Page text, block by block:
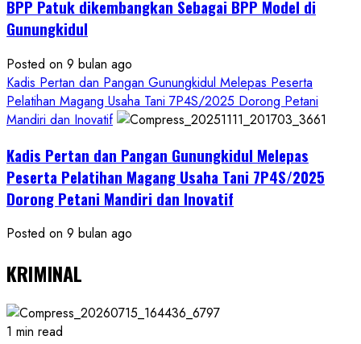
BPP Patuk dikembangkan Sebagai BPP Model di
Gunungkidul
Posted on 9 bulan ago
Kadis Pertan dan Pangan Gunungkidul Melepas Peserta
Pelatihan Magang Usaha Tani 7P4S/2025 Dorong Petani
Mandiri dan Inovatif
Kadis Pertan dan Pangan Gunungkidul Melepas
Peserta Pelatihan Magang Usaha Tani 7P4S/2025
Dorong Petani Mandiri dan Inovatif
Posted on 9 bulan ago
KRIMINAL
1 min read